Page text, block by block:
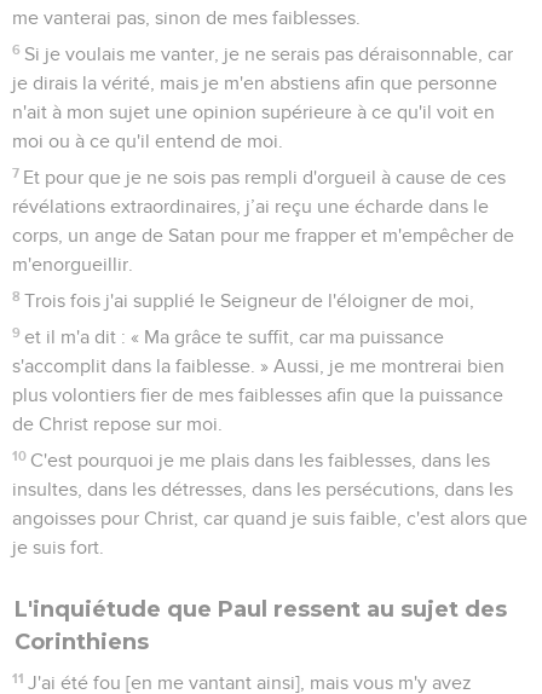
me vanterai pas, sinon de mes faiblesses.
6 Si je voulais me vanter, je ne serais pas déraisonnable, car
je dirais la vérité, mais je m'en abstiens afin que personne
n'ait à mon sujet une opinion supérieure à ce qu'il voit en
moi ou à ce qu'il entend de moi.
7 Et pour que je ne sois pas rempli d'orgueil à cause de ces
révélations extraordinaires, j’ai reçu une écharde dans le
corps, un ange de Satan pour me frapper et m'empêcher de
m'enorgueillir.
8 Trois fois j'ai supplié le Seigneur de l'éloigner de moi,
9 et il m'a dit : « Ma grâce te suffit, car ma puissance
s'accomplit dans la faiblesse. » Aussi, je me montrerai bien
plus volontiers fier de mes faiblesses afin que la puissance
de Christ repose sur moi.
10 C'est pourquoi je me plais dans les faiblesses, dans les
insultes, dans les détresses, dans les persécutions, dans les
angoisses pour Christ, car quand je suis faible, c'est alors que
je suis fort.
L'inquiétude que Paul ressent au sujet des
Corinthiens
11 J'ai été fou [en me vantant ainsi], mais vous m'y avez